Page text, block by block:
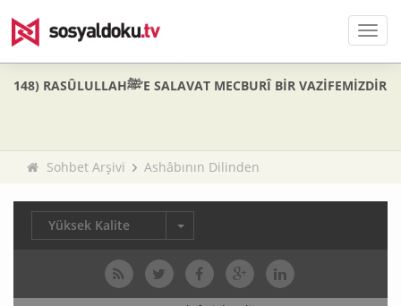
Menü
148) RASÛLULLAHﷺ’E SALAVAT MECBURÎ BİR VAZİFEMİZDİR
Sohbet Arşivi Ashâbının Dilinden
Yüksek Kalite